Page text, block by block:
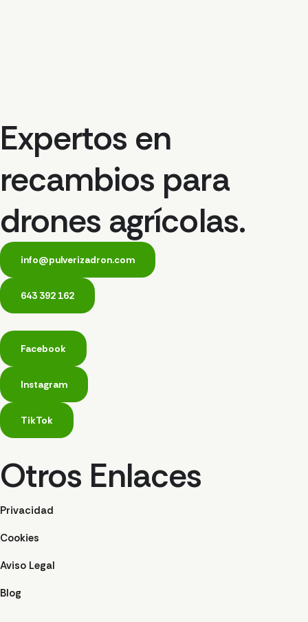
Expertos en
recambios para
drones agrícolas.
info@pulverizadron.com
643 392 162
Facebook
Instagram
TikTok
Otros Enlaces
Privacidad
Cookies
Aviso Legal
Blog